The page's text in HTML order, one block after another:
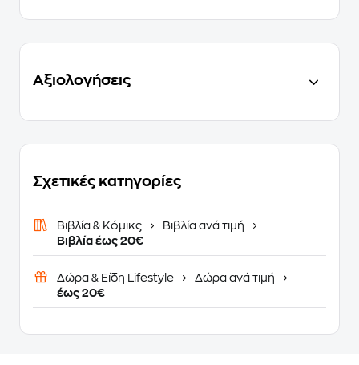
Αξιολογήσεις
Σχετικές κατηγορίες
Βιβλία & Κόμικς
Βιβλία ανά τιμή
Βιβλία έως 20€
Δώρα & Είδη Lifestyle
Δώρα ανά τιμή
έως 20€